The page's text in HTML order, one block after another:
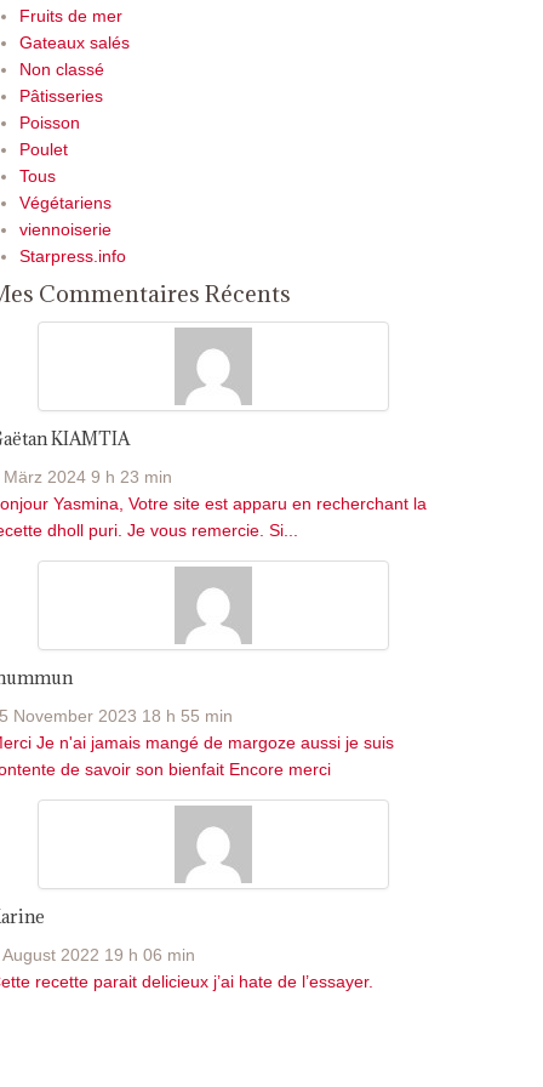
Fruits de mer
Gateaux salés
Non classé
Pâtisseries
Poisson
Poulet
Tous
Végétariens
viennoiserie
Starpress.info
Commentaires Récents
KIAMTIA
März 2024 9 h 23 min
Yasmina, Votre site est apparu en recherchant la
dholl puri. Je vous remercie. Si...
November 2023 18 h 55 min
Je n'ai jamais mangé de margoze aussi je suis
de savoir son bienfait Encore merci
August 2022 19 h 06 min
recette parait delicieux j’ai hate de l’essayer.